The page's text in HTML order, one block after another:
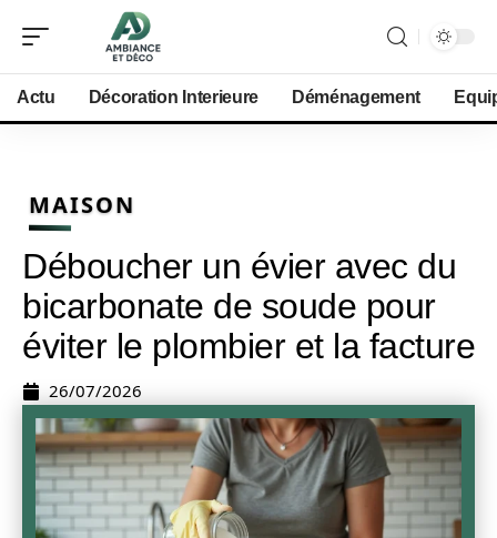
Actu Décoration Interieure Déménagement
MAISON
Déboucher un évier avec du
bicarbonate de soude pour
éviter le plombier et la facture
26/07/2026